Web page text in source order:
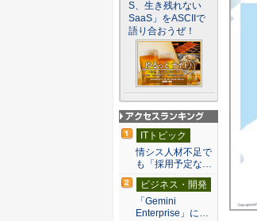
S、生き残れない
SaaS」をASCIIで
語り合おうぜ！
アクセスランキン
グ
ITトピック
情シス人材不足で
も「採用予定な…
ビジネス・開発
「Gemini
Enterprise」に…